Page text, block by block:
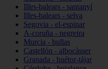
Illes-balears - santanyí
Illes-balears - selva
Segovia - el-espinar
A-coruña - negreira
Murcia - bullas
Castellón - albocàsser
Granada - huétor-tájar